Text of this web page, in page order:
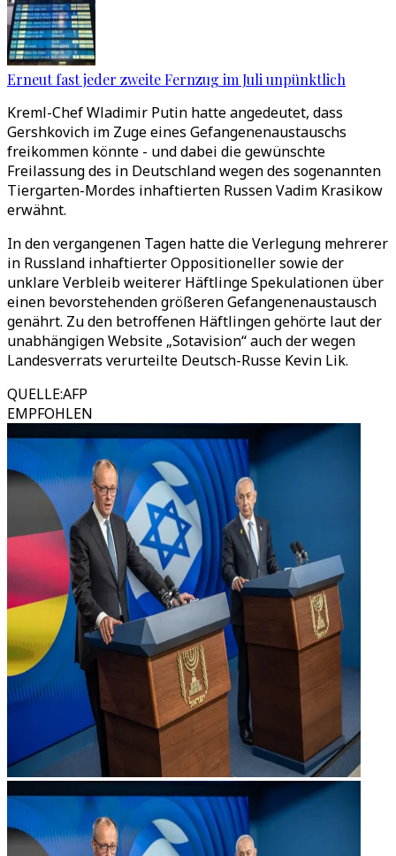
Erneut fast jeder zweite Fernzug im Juli unpünktlich
Kreml-Chef Wladimir Putin hatte angedeutet, dass
Gershkovich im Zuge eines Gefangenenaustauschs
freikommen könnte - und dabei die gewünschte
Freilassung des in Deutschland wegen des sogenannten
Tiergarten-Mordes inhaftierten Russen Vadim Krasikow
erwähnt.
In den vergangenen Tagen hatte die Verlegung mehrerer
in Russland inhaftierter Oppositioneller sowie der
unklare Verbleib weiterer Häftlinge Spekulationen über
einen bevorstehenden größeren Gefangenenaustausch
genährt. Zu den betroffenen Häftlingen gehörte laut der
unabhängigen Website „Sotavision“ auch der wegen
Landesverrats verurteilte Deutsch-Russe Kevin Lik.
QUELLE:AFP
EMPFOHLEN